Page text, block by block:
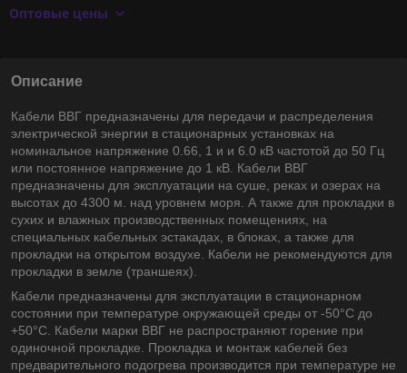
Оптовые цены
Описание
Кабели ВВГ предназначены для передачи и распределения
электрической энергии в стационарных установках на
номинальное напряжение 0.66, 1 и и 6.0 кВ частотой до 50 Гц
или постоянное напряжение до 1 кВ. Кабели ВВГ
предназначены для эксплуатации на суше, реках и озерах на
высотах до 4300 м. над уровнем моря. А также для прокладки в
сухих и влажных производственных помещениях, на
специальных кабельных эстакадах, в блоках, а также для
прокладки на открытом воздухе. Кабели не рекомендуются для
прокладки в земле (траншеях).
Кабели предназначены для эксплуатации в стационарном
состоянии при температуре окружающей среды от -50°С до
+50°С. Кабели марки ВВГ не распространяют горение при
одиночной прокладке. Прокладка и монтаж кабелей без
предварительного подогрева производится при температуре не